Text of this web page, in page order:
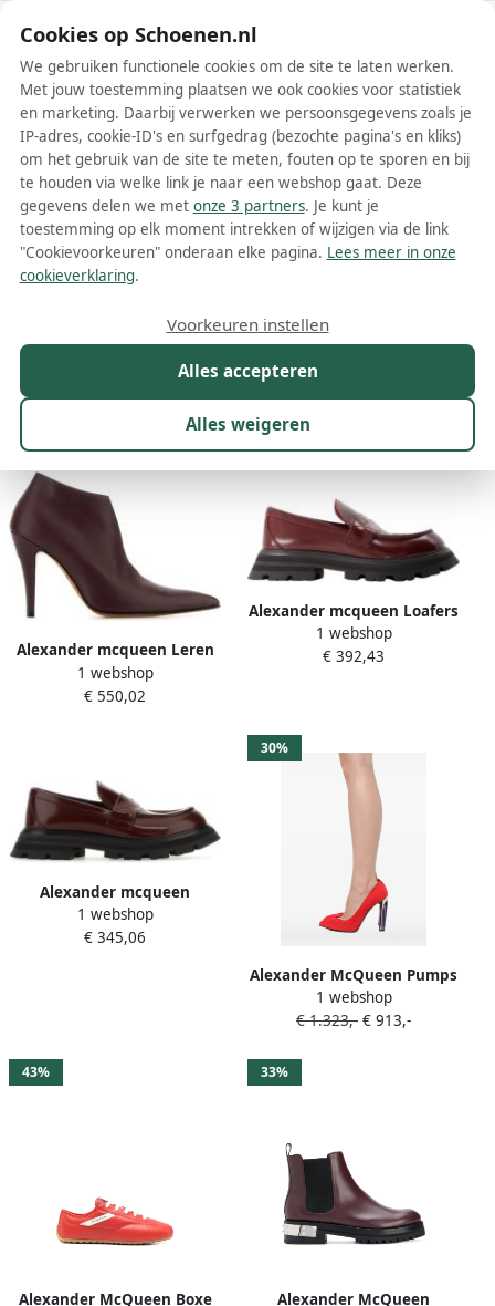
Schoenen.nl
Wis filters Alle filters
Rode Alexander McQueen schoenen
Meer lezen
Kleur 1
8 resultaten:
Alexander mcqueen Leren
Veterschoenen Red Dames
1 webshop
€ 550,02
Alexander mcqueen Loafers
Leather Dark Burgundy in
rood
1 webshop
€ 392,43
Alexander mcqueen
Stijlvolle Mocins voor Heren
Red Dames
1 webshop
€ 345,06
30%
Alexander McQueen Pumps
met puntige neus Rood
1 webshop
€ 1.323,- € 913,-
43%
Alexander McQueen Boxe
33%
Alexander McQueen
Cookies op Schoenen.nl
We gebruiken functionele cookies om de site te laten werken.
Met jouw toestemming plaatsen we ook cookies voor statistiek
en marketing. Daarbij verwerken we persoonsgegevens zoals je
IP-adres, cookie-ID's en surfgedrag (bezochte pagina's en kliks)
om het gebruik van de site te meten, fouten op te sporen en bij
te houden via welke link je naar een webshop gaat. Deze
gegevens delen we met onze 3 partners. Je kunt je
toestemming op elk moment intrekken of wijzigen via de link
"Cookievoorkeuren" onderaan elke pagina. Lees meer in onze
cookieverklaring.
Alles accepteren
Alles weigeren
Voorkeuren instellen